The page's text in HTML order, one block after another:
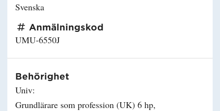
Svenska
Anmälningskod
UMU-6550J
Behörighet
Univ:
Grundlärare som profession (UK) 6 hp,